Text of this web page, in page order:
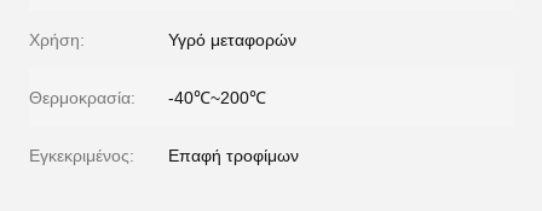
Χρήση: Υγρό μεταφορών
Θερμοκρασία: -40℃~200℃
Εγκεκριμένος: Επαφή τροφίμων